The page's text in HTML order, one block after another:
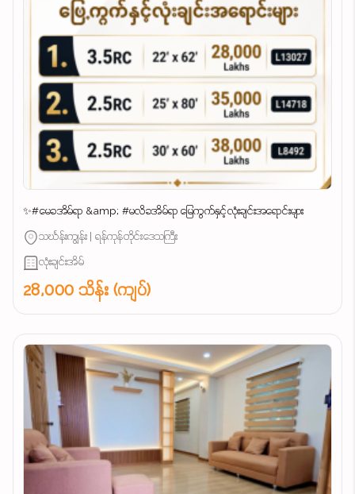
✨#မေခအိမ်ရာ &amp; #မလိခအိမ်ရာ မြေကွက်နှင့်လုံးချင်းအရောင်းများ
သင်္ဃန်းကျွန်း | ရန်ကုန်တိုင်းဒေသကြီး
လုံးချင်းအိမ်
28,000 သိန်း (ကျပ်)